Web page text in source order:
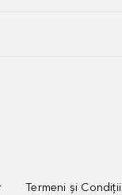
Termeni și Condiții